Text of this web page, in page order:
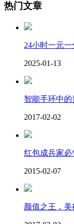
热门文章
24小时一元
2025-01-13
智能手环中
2017-02-02
红包成兵家
2015-02-07
颜值之王，美